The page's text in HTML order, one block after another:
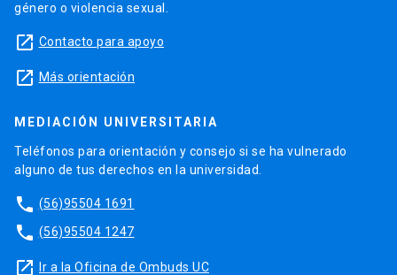
género o violencia sexual.
launch Contacto para apoyo
launch Más orientación
MEDIACIÓN UNIVERSITARIA
Teléfonos para orientación y consejo si se ha vulnerado
alguno de tus derechos en la universidad.
phone (56)95504 1691
phone (56)95504 1247
launch Ir a la Oficina de Ombuds UC